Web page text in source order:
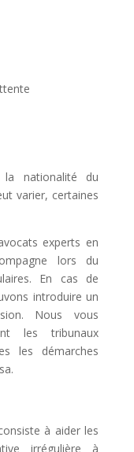
nationalité du
varier, certaines
experts en
lors du
En cas de
introduire un
Nous vous
les tribunaux
les démarches
à aider les
irrégulière à